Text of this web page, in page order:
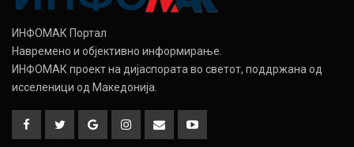
ИНФОМАК Портал
Навремено и објективно информирање.
ИНФОМАК проект на дијаспората во светот, поддржана од
исселеници од Македонија.